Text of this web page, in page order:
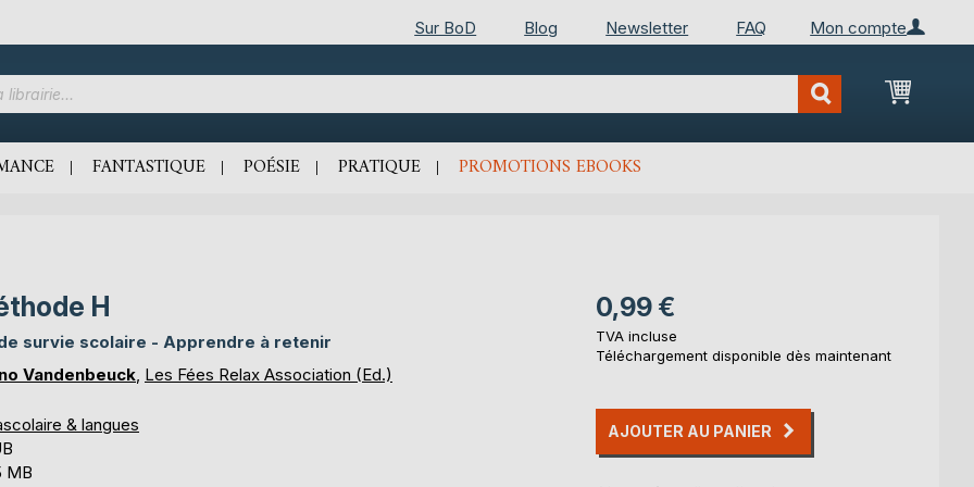
Mon compte
Sur BoD Blog Newsletter FAQ
Mon
FANTASTIQUE POÉSIE PRATIQUE PROMOTIONS EBOOKS
H
survie scolaire - Apprendre à retenir
Vandenbeuck, Les Fées Relax Association (Ed.)
& langues
MB
0,99 €
TVA incluse
Téléchargement disponible dès maintenant
AJOUTER AU PANIER